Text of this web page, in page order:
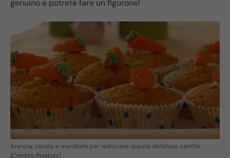
genuino e potrete fare un figurone!
Arancia, carote e mandorle per realizzare queste deliziose camille
(Credits: Pixabay)